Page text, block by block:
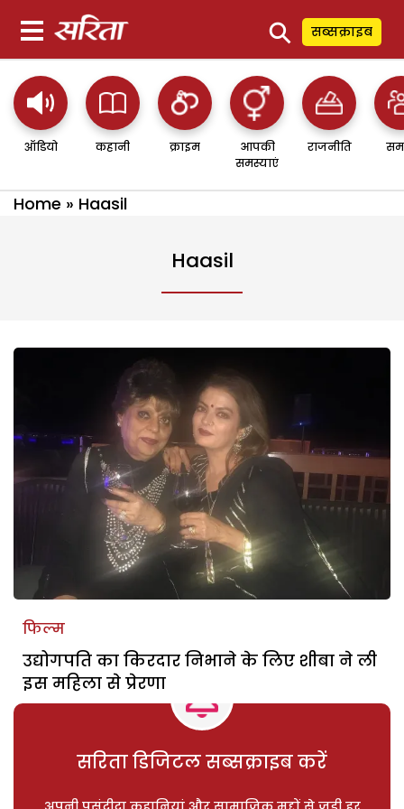
⚲ सब्सक्राइब
ऑडियो कहानी क्राइम
आपकी
समस्याएं
राजनीति
Home » Haasil
Haasil
फिल्म
उद्योगपति का किरदार निभाने के लिए शीबा ने ली
इस महिला से प्रेरणा
सरिता डिजिटल सब्सक्राइब करें